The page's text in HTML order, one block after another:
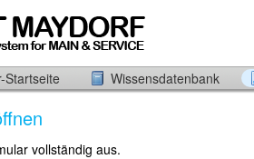
Startseite Wissensdatenbank
vollständig aus.